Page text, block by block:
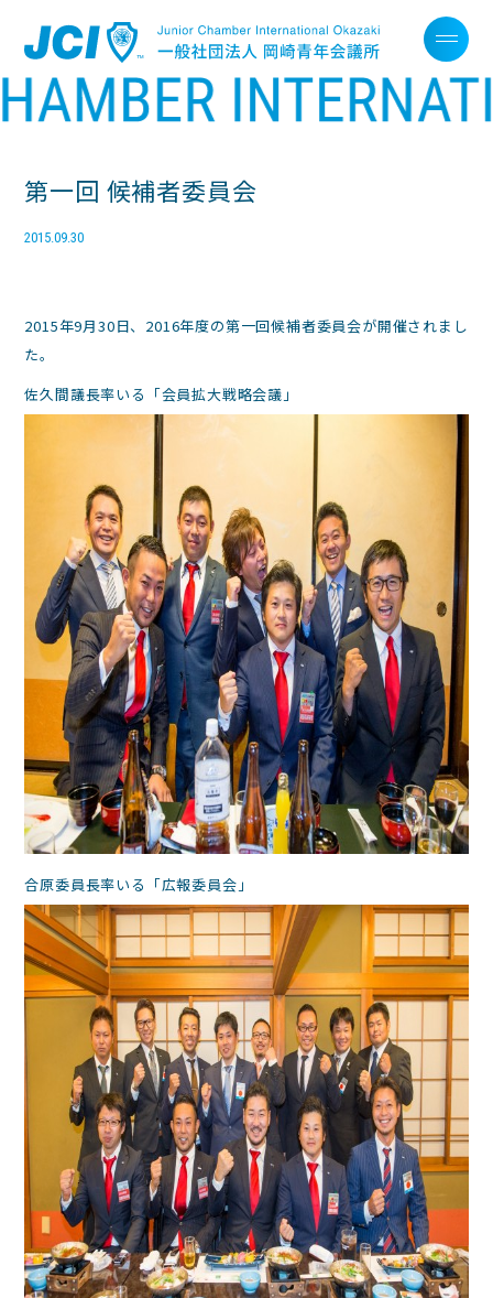
第一回 候補者委員会
2015.09.30
2015年9月30日、2016年度の第一回候補者委員会が開催されまし
た。
佐久間議長率いる「会員拡大戦略会議」
合原委員長率いる「広報委員会」